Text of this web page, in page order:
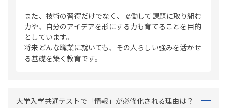
また、技術の習得だけでなく、協働して課題に取り組む
力や、自分のアイデアを形にする力も育てることを目的
としています。
将来どんな職業に就いても、その人らしい強みを活かせ
る基礎を築く教育です。
大学入学共通テストで「情報」が必修化される理由は？